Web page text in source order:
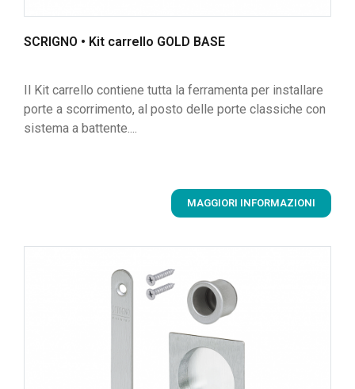
SCRIGNO • Kit carrello GOLD BASE
Il Kit carrello contiene tutta la ferramenta per installare
porte a scorrimento, al posto delle porte classiche con
sistema a battente....
MAGGIORI INFORMAZIONI